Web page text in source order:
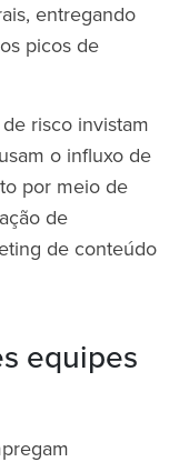
entregando
picos de
risco invistam
o influxo de
por meio de
de
de conteúdo
equipes